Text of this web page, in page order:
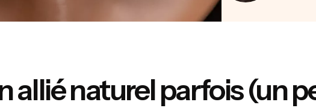
allié naturel parfois (un